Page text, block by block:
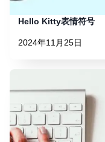
Hello Kitty表情符号
2024年11月25日